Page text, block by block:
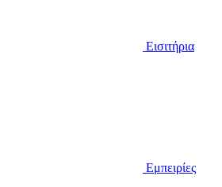
Εισιτήρια
Εμπειρίες